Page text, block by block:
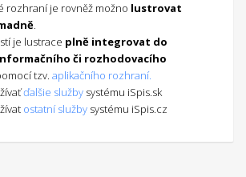
rozhraní je rovněž možno lustrovat
.
je lustrace plně integrovat do
či rozhodovacího
tzv. aplikačního rozhraní.
ďalšie služby systému iSpis.sk
ostatní služby systému iSpis.cz